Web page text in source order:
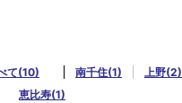
て(10) 南千住(1) 上野(2)
恵比寿(1)